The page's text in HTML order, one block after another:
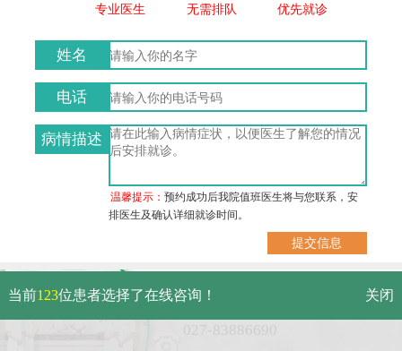
专业医生 无需排队 优先就诊
姓名
电话
病情描述
温馨提示：预约成功后我院值班医生将与您联系，安
排医生及确认详细就诊时间。
武汉市硚口区解放大道479号
免费电话：
当前123位患者选择了在线咨询！ 关闭